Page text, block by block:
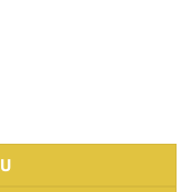
6 HUC44GDEH1